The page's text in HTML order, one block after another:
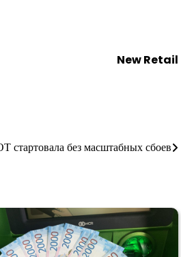
New Retail
стартовала без масштабных сбоев